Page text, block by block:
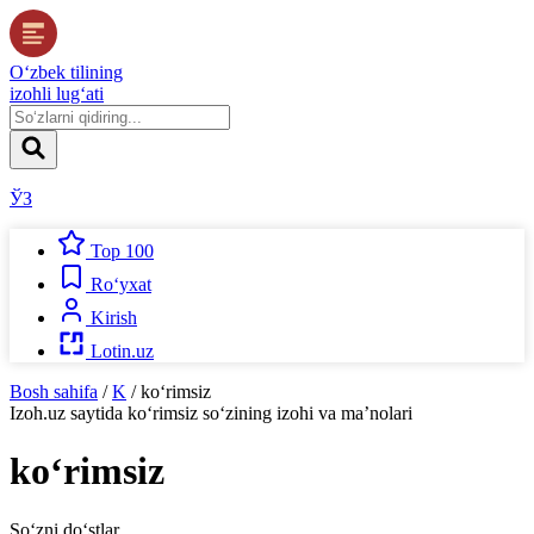
O‘zbek tilining
izohli lug‘ati
ЎЗ
Top 100
Ro‘yxat
Kirish
Lotin.uz
Bosh sahifa / K / ko‘rimsiz
Izoh.uz saytida ko‘rimsiz so‘zining izohi va ma’nolari
ko‘rimsiz
So‘zni do‘stlar